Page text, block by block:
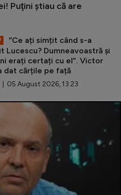
Puţini ştiau că are
”Ce ați simțit când s-a
Lucescu? Dumneavoastră și
erați certați cu el”. Victor
dat cărțile pe față
| 05 August 2026, 13:23